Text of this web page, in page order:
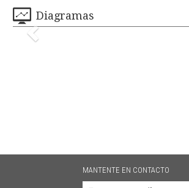
Diagramas
MANTENTE EN CONTACTO